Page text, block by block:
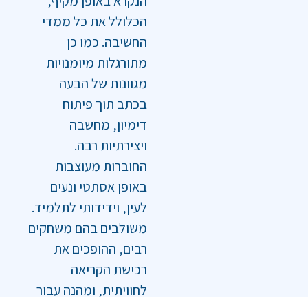
הכלולל את כל ממדי
החשיבה. כמו כן
מתורגלות מיומנויות
מגוונות של הבעה
בכתב תוך פיתוח
דימיון‚ מחשבה
ויצירתיות רבה.
החוברות מעוצבות
באופן אסתטי ונעים
לעין‚ וידידותי לתלמיד.
משולבים בהם משחקים
רבים‚ ההופכים את
רכישת הקריאה
לחוויתית‚ ומהנה עבור